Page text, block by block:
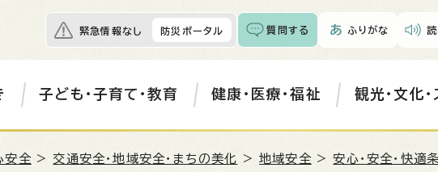
緊急情報なし 防災ポータル 質問する ふりがな
子ども・子育て・教育 健康・医療・福祉 観光・文化
安全> 交通安全・地域安全・まちの美化 >地域安全 >安心・安全・快適